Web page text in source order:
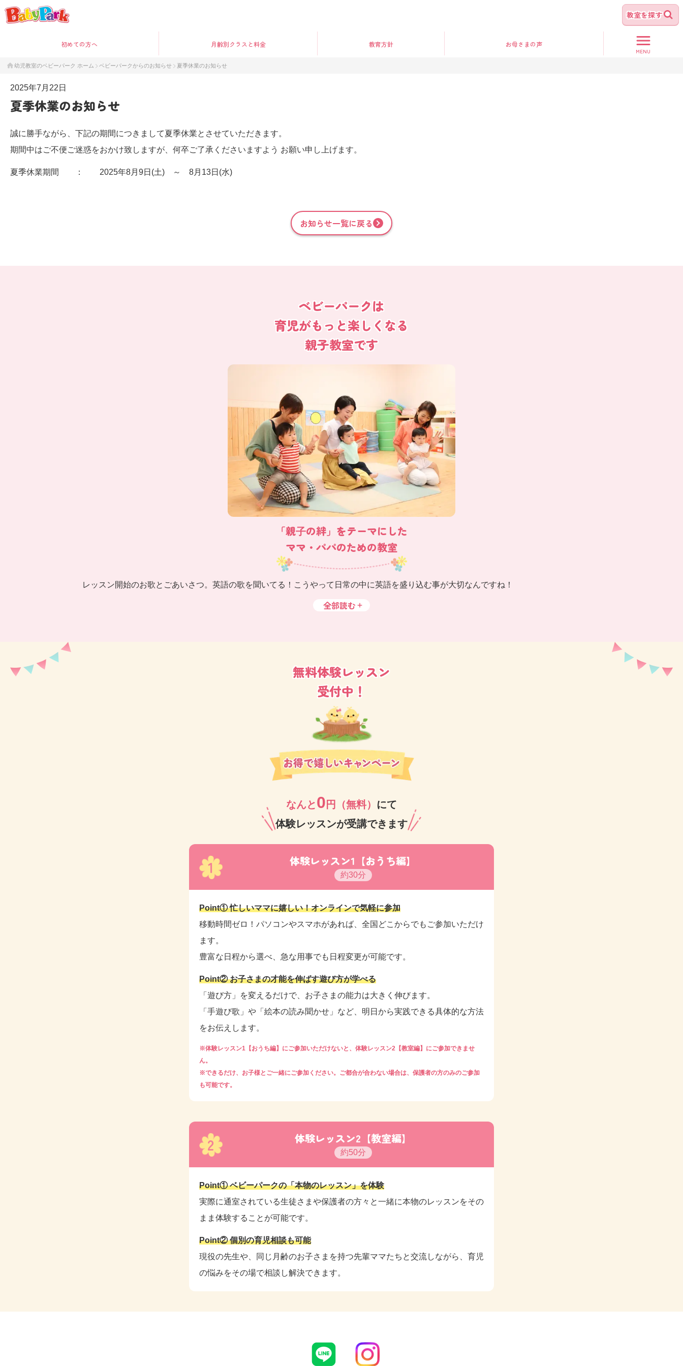
教室を探す
初めての方へ 月齢別クラス と料金 教育方針 お母さまの声
MENU
幼児教室のベビーパーク ホーム ベビーパークからのお知らせ 夏季休業のお知らせ
2025年7月22日
夏季休業のお知らせ
誠に勝手ながら、下記の期間につきまして夏季休業とさせていただきます。
期間中はご不便ご迷惑をおかけ致しますが、何卒ご了承くださいますよう お願い申し上げます。
夏季休業期間 ： 2025年8月9日(土) ～ 8月13日(水)
お知らせ一覧に戻る
ベビーパークは
育児がもっと楽しくなる
親子教室です
「親⼦の絆」をテーマにした
ママ・パパのための教室
レッスン開始のお歌とごあいさつ。英語の歌を聞いてる！こうやって日常の中に英語を盛り込む事が大切なんですね！
全部読む
無料体験レッスン
受付中！
なんと0 円（無料） にて
体験レッスンが受講できます
1 体験レッスン1【おうち編】
約30分
Point① 忙しいママに嬉しい！オンラインで気軽に参加
移動時間ゼロ！パソコンやスマホがあれば、全国どこからでもご参加いただけ
ます。
豊富な日程から選べ、急な用事でも日程変更が可能です。
Point② お子さまの才能を伸ばす遊び方が学べる
「遊び方」を変えるだけで、お子さまの能力は大きく伸びます。
「手遊び歌」や「絵本の読み聞かせ」など、明日から実践できる具体的な方法
をお伝えします。
※体験レッスン1【おうち編】にご参加いただけないと、体験レッスン2【教室編】にご参加できませ
ん。
※できるだけ、お子様とご一緒にご参加ください。ご都合が合わない場合は、保護者の方のみのご参加
も可能です。
2 体験レッスン2【教室編】
約50分
Point① ベビーパークの「本物のレッスン」を体験
実際に通室されている生徒さまや保護者の方々と一緒に本物のレッスンをその
まま体験することが可能です。
Point② 個別の育児相談も可能
現役の先生や、同じ月齢のお子さまを持つ先輩ママたちと交流しながら、育児
の悩みをその場で相談し解決できます。